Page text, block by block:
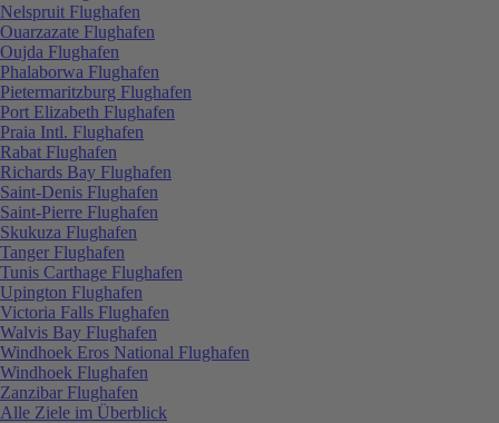
Nelspruit Flughafen
Ouarzazate Flughafen
Oujda Flughafen
Phalaborwa Flughafen
Pietermaritzburg Flughafen
Port Elizabeth Flughafen
Praia Intl. Flughafen
Rabat Flughafen
Richards Bay Flughafen
Saint-Denis Flughafen
Saint-Pierre Flughafen
Skukuza Flughafen
Tanger Flughafen
Tunis Carthage Flughafen
Upington Flughafen
Victoria Falls Flughafen
Walvis Bay Flughafen
Windhoek Eros National Flughafen
Windhoek Flughafen
Zanzibar Flughafen
Alle Ziele im Überblick